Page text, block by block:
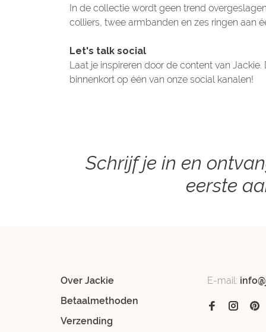
In de collectie wordt geen trend
colliers, twee armbanden en zes ringen aan
Let's talk social
Laat je inspireren door de content van
binnenkort op één van onze social kanalen!
Schrijf je in en
eerste
Over Jackie
Betaalmethoden
Verzending
E-mail: